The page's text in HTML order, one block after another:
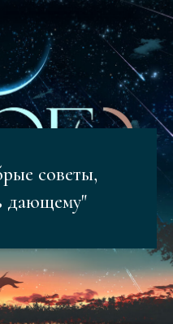
советы,
дающему"